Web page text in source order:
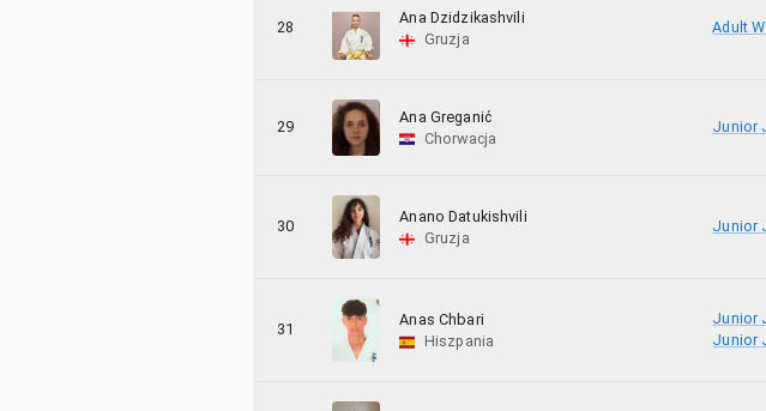
28
Ana Dzidzikashvili
Gruzja
Adult
29
Ana Greganić
Chorwacja
Junior
30
Anano Datukishvili
Gruzja
Junior
31
Anas Chbari
Hiszpania
Junior
Junior